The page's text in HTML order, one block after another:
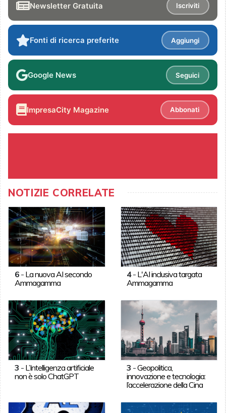
Newsletter Gratuita Iscriviti
Fonti di ricerca preferite Aggiungi
Google News Seguici
ImpresaCity Magazine Abbonati
NOTIZIE CORRELATE
6- La nuova AI secondo
Ammagamma
4- L'AI inclusiva targata
Ammagamma
3 - L’Intelligenza artificiale
non è solo ChatGPT
3 -Geopolitica,
innovazione e tecnologia:
l’accelerazione della Cina